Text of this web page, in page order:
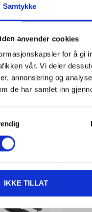
Samtykke
anvender cookies
for å gi
vår. Vi deler
annonsering og
de har samlet inn
IKKE TILLAT